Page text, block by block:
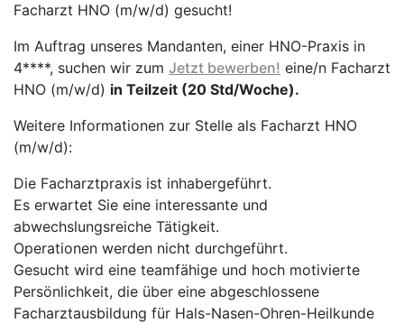
Facharzt HNO (m/w/d) gesucht!
Im Auftrag unseres Mandanten, einer HNO-Praxis in
4****, suchen wir zum Jetzt bewerben! eine/n Facharzt
HNO (m/w/d) in Teilzeit (20 Std/Woche).
Weitere Informationen zur Stelle als Facharzt HNO
(m/w/d):
Die Facharztpraxis ist inhabergeführt.
Es erwartet Sie eine interessante und
abwechslungsreiche Tätigkeit.
Operationen werden nicht durchgeführt.
Gesucht wird eine teamfähige und hoch motivierte
Persönlichkeit, die über eine abgeschlossene
Facharztausbildung für Hals-Nasen-Ohren-Heilkunde